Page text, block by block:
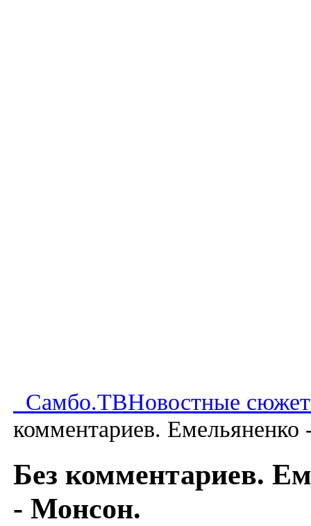
Самбо.ТВНовостные
комментариев.
Без комментариев.
- Монсон.